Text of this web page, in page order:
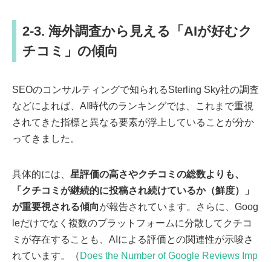
2-3. 海外調査から見える「AIが好むク
チコミ」の傾向
SEOのコンサルティングで知られるSterling Sky社の調査
などによれば、AI時代のランキングでは、これまで重視
されてきた指標と異なる要素が浮上していることが分か
ってきました。
具体的には、 星評価の高さやクチコミの総数よりも、
「クチコミが継続的に投稿され続けているか（鮮度）」
が重要視される傾向が報告されています。さらに、Goog
leだけでなく複数のプラットフォームに分散してクチコ
ミが存在することも、AIによる評価との関連性が示唆さ
れています。（ Does the Number of Google Reviews Imp